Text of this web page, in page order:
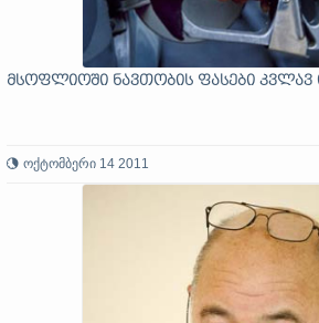
მსოფლიოში ნავთობის ფასები კვლავ
ოქტომბერი 14 2011